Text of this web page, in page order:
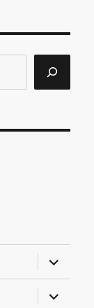
almenü
almenü